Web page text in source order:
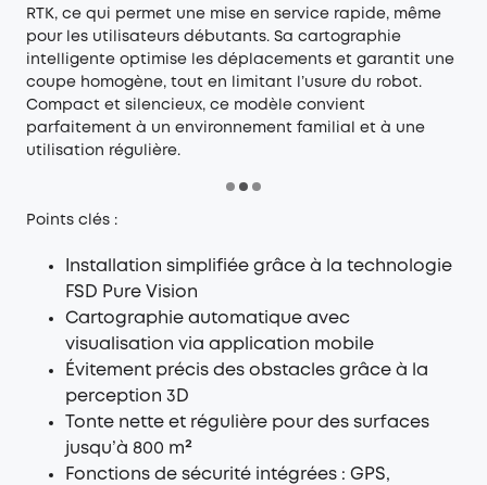
RTK, ce qui permet une mise en service rapide, même
pour les utilisateurs débutants. Sa cartographie
intelligente optimise les déplacements et garantit une
coupe homogène, tout en limitant l’usure du robot.
Compact et silencieux, ce modèle convient
parfaitement à un environnement familial et à une
utilisation régulière.
Points clés :
Installation simplifiée grâce à la technologie
FSD Pure Vision
Cartographie automatique avec
visualisation via application mobile
Évitement précis des obstacles grâce à la
perception 3D
Tonte nette et régulière pour des surfaces
jusqu’à 800 m²
Fonctions de sécurité intégrées : GPS,